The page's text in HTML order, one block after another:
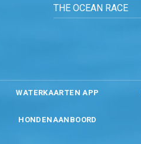
THE OCEAN RACE
WATERKAARTEN APP
HONDENAANBOORD